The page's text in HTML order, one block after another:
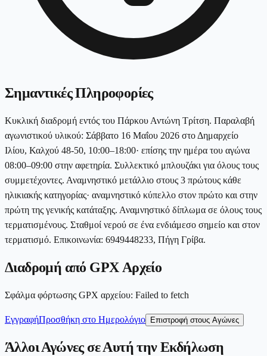
Σημαντικές Πληροφορίες
Κυκλική διαδρομή εντός του Πάρκου Αντώνη Τρίτση. Παραλαβή
αγωνιστικού υλικού: Σάββατο 16 Μαΐου 2026 στο Δημαρχείο
Ιλίου, Καλχού 48-50, 10:00–18:00· επίσης την ημέρα του αγώνα
08:00–09:00 στην αφετηρία. Συλλεκτικό μπλουζάκι για όλους τους
συμμετέχοντες. Αναμνηστικό μετάλλιο στους 3 πρώτους κάθε
ηλικιακής κατηγορίας· αναμνηστικό κύπελλο στον πρώτο και στην
πρώτη της γενικής κατάταξης. Αναμνηστικό δίπλωμα σε όλους τους
τερματισμένους. Σταθμοί νερού σε ένα ενδιάμεσο σημείο και στον
τερματισμό. Επικοινωνία: 6949448233, Πήγη Γρίβα.
Διαδρομή από GPX Αρχείο
Σφάλμα φόρτωσης GPX αρχείου: Failed to fetch
ΕγγραφήΠροσθήκη στο Ημερολόγιο Επιστροφή στους Αγώνες
Άλλοι Αγώνες σε Αυτή την Εκδήλωση